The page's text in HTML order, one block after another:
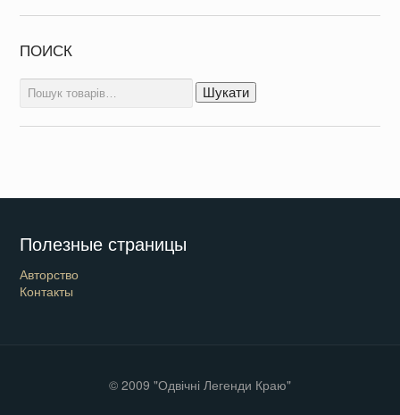
ПОИСК
Шукати: Шукати
Полезные страницы
Авторство
Контакты
© 2009 "Одвічні Легенди Краю"